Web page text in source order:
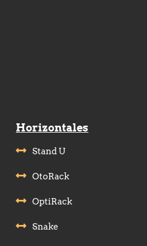
Horizontales
Stand U
OtoRack
OptiRack
Snake